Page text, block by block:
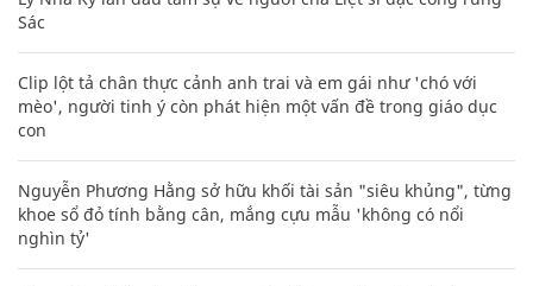
Sác
Clip lột tả chân thực cảnh anh trai và em gái như 'chó với
mèo', người tinh ý còn phát hiện một vấn đề trong giáo dục
con
Nguyễn Phương Hằng sở hữu khối tài sản "siêu khủng", từng
khoe sổ đỏ tính bằng cân, mắng cựu mẫu 'không có nổi
nghìn tỷ'